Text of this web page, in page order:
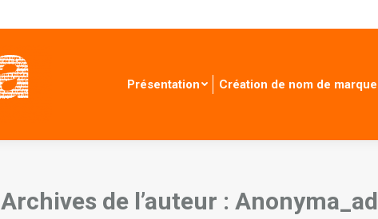
Présentation Création de nom de marque
Archives de l’auteur : Anonyma_ad